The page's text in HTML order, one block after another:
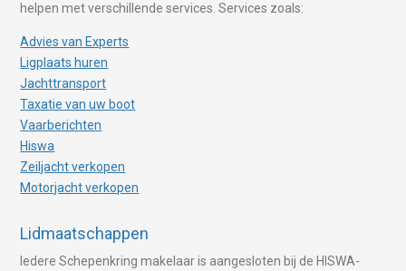
helpen met verschillende services. Services zoals:
Advies van Experts
Ligplaats huren
Jachttransport
Taxatie van uw boot
Vaarberichten
Hiswa
Zeiljacht verkopen
Motorjacht verkopen
Lidmaatschappen
Iedere Schepenkring makelaar is aangesloten bij de HISWA-